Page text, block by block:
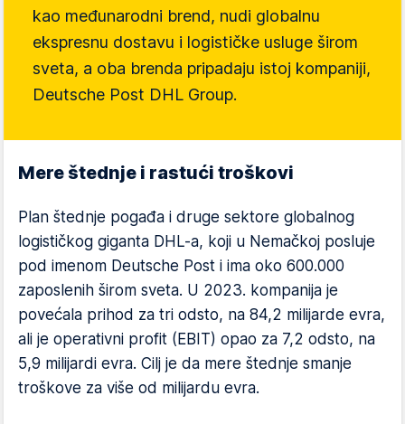
kao međunarodni brend, nudi globalnu
ekspresnu dostavu i logističke usluge širom
sveta, a oba brenda pripadaju istoj kompaniji,
Deutsche Post DHL Group.
Mere štednje i rastući troškovi
Plan štednje pogađa i druge sektore globalnog
logističkog giganta DHL-a, koji u Nemačkoj posluje
pod imenom Deutsche Post i ima oko 600.000
zaposlenih širom sveta. U 2023. kompanija je
povećala prihod za tri odsto, na 84,2 milijarde evra,
ali je operativni profit (EBIT) opao za 7,2 odsto, na
5,9 milijardi evra. Cilj je da mere štednje smanje
troškove za više od milijardu evra.